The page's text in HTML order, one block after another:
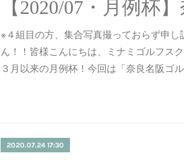
※４組目の方、集合写真撮っておらず申し
ん！！皆様こんにちは、ミナミゴルフスク
３月以来の月例杯！今回は「奈良名阪
2020.07.24 17:30